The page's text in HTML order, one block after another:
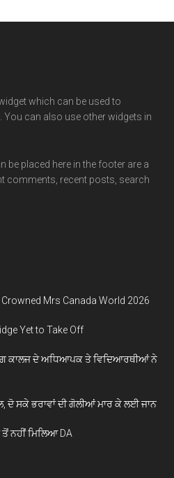
which can be used to
You can also use other widgets in
be placed here in the footer are a
comments, recent posts, search
Mrs Canada World 2026
Yet to Take Off
ਕਾਲਜ ਦੇ ਅਧਿਆਪਕ ਤੇ ਵਿਦਿਆਰਥੀਆਂ ਨੇ
ਦੋ ਸਕੇ ਭਰਾਵਾਂ ਦੀ ਗੋਲੀਆਂ ਮਾਰ ਕੇ ਲਈ ਜਾਨ
ਤੋਂ ਨਹੀਂ ਮਿਲਿਆ DA